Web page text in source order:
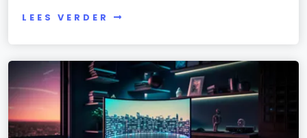
LEES VERDER